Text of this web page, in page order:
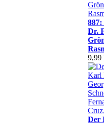
Dr.
9,99
Der